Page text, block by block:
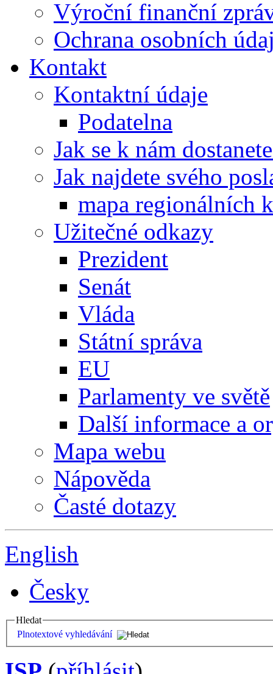
Výroční finanční
Ochrana osobních
Kontakt
Kontaktní údaje
Podatelna
Jak se k nám
Jak najdete svého
mapa regionálních
Užitečné odkazy
Prezident
Senát
Vláda
Státní správa
EU
Parlamenty ve světě
Další informace a
Mapa webu
Nápověda
Časté dotazy
English
Česky
Hledat
Plnotextové vyhledávání